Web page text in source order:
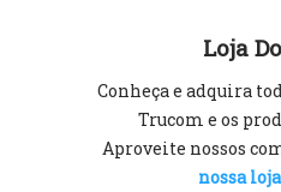
Loja
Conheça e adquira
Trucom e os
Aproveite nossos
nossa